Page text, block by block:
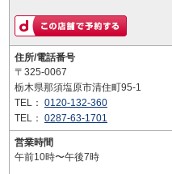
住所/電話番号
〒325-0067
栃木県那須塩原市清住町95-1
TEL： 0120-132-360
TEL： 0287-63-1701
営業時間
午前10時〜午後7時